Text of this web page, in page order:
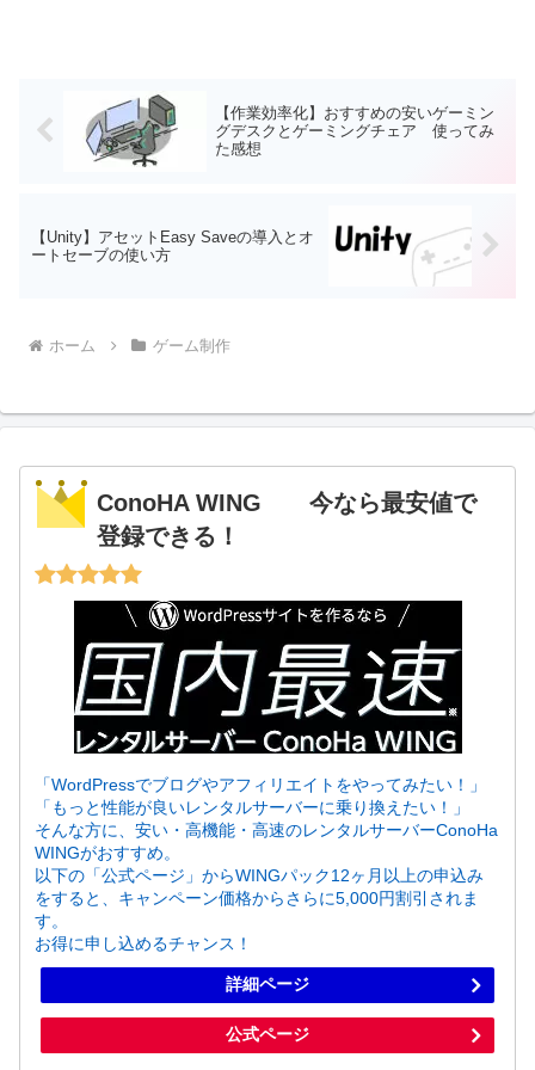
【作業効率化】おすすめの安いゲーミン
グデスクとゲーミングチェア 使ってみ
た感想
【Unity】アセットEasy Saveの導入とオ
ートセーブの使い方
ホーム ゲーム制作
ConoHA WING 今なら最安値で
登録できる！
「WordPressでブログやアフィリエイトをやってみたい！」
「もっと性能が良いレンタルサーバーに乗り換えたい！」
そんな方に、安い・高機能・高速のレンタルサーバーConoHa
WINGがおすすめ。
以下の「公式ページ」からWINGパック12ヶ月以上の申込み
をすると、キャンペーン価格からさらに5,000円割引されま
す。
お得に申し込めるチャンス！
詳細ページ
公式ページ